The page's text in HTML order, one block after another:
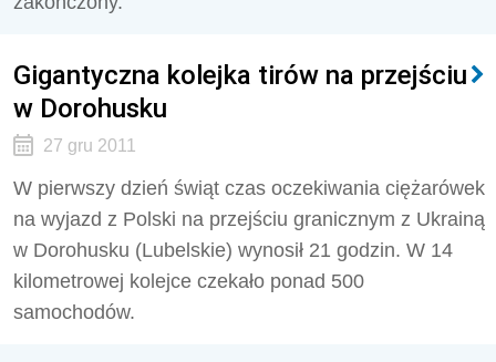
Gigantyczna kolejka tirów na przejściu
w Dorohusku
27 gru 2011
W pierwszy dzień świąt czas oczekiwania ciężarówek
na wyjazd z Polski na przejściu granicznym z Ukrainą
w Dorohusku (Lubelskie) wynosił 21 godzin. W 14
kilometrowej kolejce czekało ponad 500
samochodów.